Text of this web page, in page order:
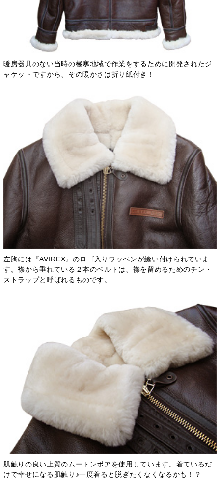
暖房器具のない当時の極寒地域で作業をするために開発されたジ
ャケットですから、その暖かさは折り紙付き！
左胸には『AVIREX』のロゴ入りワッペンが縫い付けられていま
す。襟から垂れている２本のベルトは、襟を留めるためのチン・
ストラップと呼ばれるものです。
肌触りの良い上質のムートンボアを使用しています。着ているだ
けで幸せになる肌触り♪一度着ると脱ぎたくなくなるかも！？